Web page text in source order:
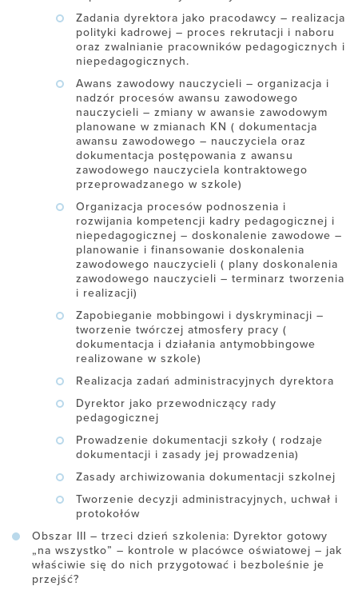
Zadania dyrektora jako pracodawcy – realizacja
polityki kadrowej – proces rekrutacji i naboru
oraz zwalnianie pracowników pedagogicznych i
niepedagogicznych.
Awans zawodowy nauczycieli – organizacja i
nadzór procesów awansu zawodowego
nauczycieli – zmiany w awansie zawodowym
planowane w zmianach KN ( dokumentacja
awansu zawodowego – nauczyciela oraz
dokumentacja postępowania z awansu
zawodowego nauczyciela kontraktowego
przeprowadzanego w szkole)
Organizacja procesów podnoszenia i
rozwijania kompetencji kadry pedagogicznej i
niepedagogicznej – doskonalenie zawodowe –
planowanie i finansowanie doskonalenia
zawodowego nauczycieli ( plany doskonalenia
zawodowego nauczycieli – terminarz tworzenia
i realizacji)
Zapobieganie mobbingowi i dyskryminacji –
tworzenie twórczej atmosfery pracy (
dokumentacja i działania antymobbingowe
realizowane w szkole)
Realizacja zadań administracyjnych dyrektora
Dyrektor jako przewodniczący rady
pedagogicznej
Prowadzenie dokumentacji szkoły ( rodzaje
dokumentacji i zasady jej prowadzenia)
Zasady archiwizowania dokumentacji szkolnej
Tworzenie decyzji administracyjnych, uchwał i
protokołów
Obszar III – trzeci dzień szkolenia: Dyrektor gotowy
„na wszystko” – kontrole w placówce oświatowej – jak
właściwie się do nich przygotować i bezboleśnie je
przejść?